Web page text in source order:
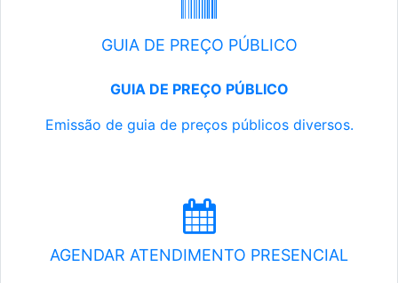
GUIA DE PREÇO PÚBLICO
GUIA DE PREÇO PÚBLICO
Emissão de guia de preços públicos diversos.
AGENDAR ATENDIMENTO PRESENCIAL